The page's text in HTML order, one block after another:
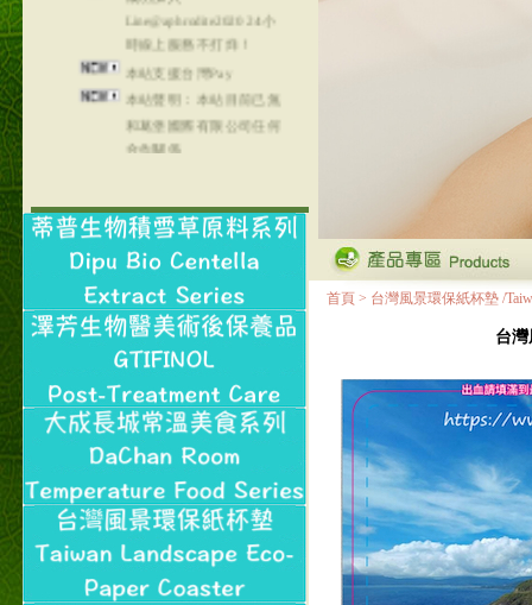
時線上服務不打烊！
本站支援台灣Pay
本站聲明：本站目前已無
和葛堡國際有限公司任何
合作關係
本站支援支付宝
NT$320(RMB￥71.00)
首頁 > 台灣風景環保紙杯墊 /
台灣